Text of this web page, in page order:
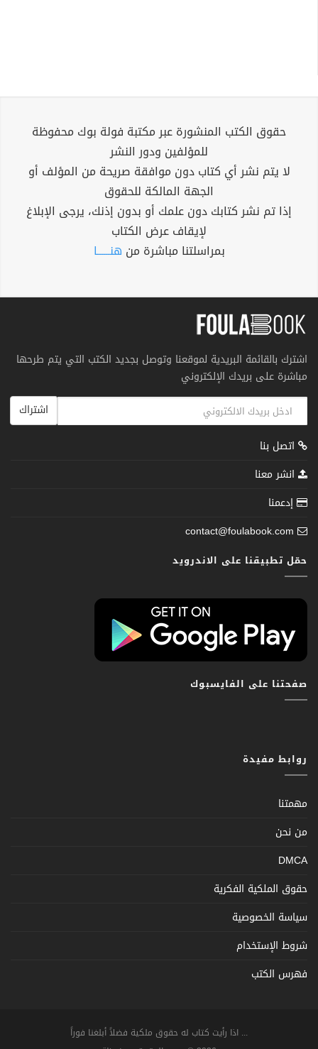
حقوق الكتب المنشورة عبر مكتبة فولة بوك محفوظة
للمؤلفين ودور النشر
لا يتم نشر أي كتاب دون موافقة صريحة من المؤلف أو
الجهة المالكة للحقوق
إذا تم نشر كتابك دون علمك أو بدون إذنك، يرجى الإبلاغ
لإيقاف عرض الكتاب
بمراسلتنا مباشرة من هنــــــا
اشترك بالقائمة البريدية لموقعنا وتوصل بجديد الكتب التي يتم طرحها
مباشرة على بريدك الإلكتروني
اشتراك
اتصل بنا
انشر معنا
إدعمنا
contact@foulabook.com
حمّل تطبيقنا على الاندرويد
صفحتنا على الفايسبوك
روابط مفيدة
مهمتنا
من نحن
DMCA
حقوق الملكية الفكرية
سياسة الخصوصية
شروط الإستخدام
فهرس الكتب
... اذا رأيت كتاب له حقوق ملكية فضلاً أبلغنا فوراً